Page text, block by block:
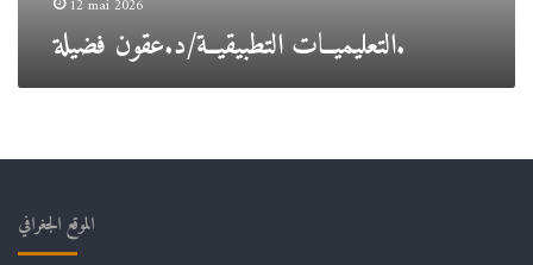
12 mai 2026
التعليميــات التطبيقيــة/د.عقون فضيلة.
الموقع الجغرافي